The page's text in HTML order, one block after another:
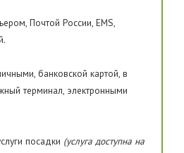
Почтой России, EMS,
банковской картой, в
терминал, электронными
посадки (услуга доступна на